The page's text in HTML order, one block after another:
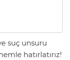
suç unsuru
hatırlatırız!